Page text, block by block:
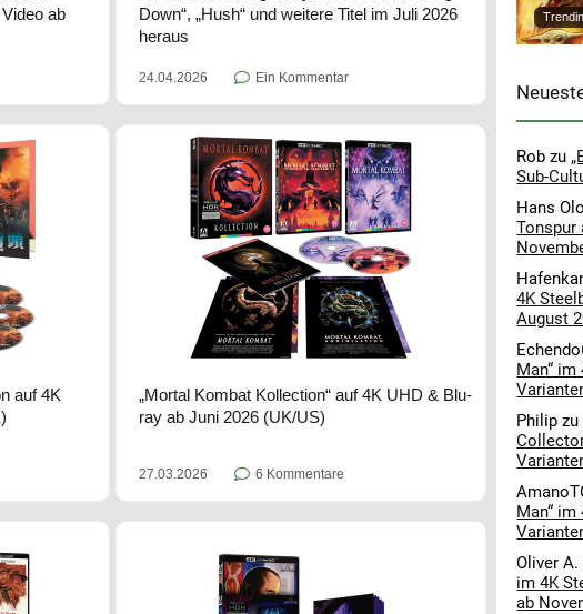
ab
Down“, „Hush“ und weitere Titel im Juli 2026
heraus
24.04.2026 Ein Kommentar
auf 4K
„Mortal Kombat Kollection“ auf 4K UHD & Blu-
ray ab Juni 2026 (UK/US)
27.03.2026 6 Kommentare
Rob zu
Sub-
Hans Olo
Tonspur
4K
August
Man“
Philip zu
Man“
Oliver A.
im 4K
ab